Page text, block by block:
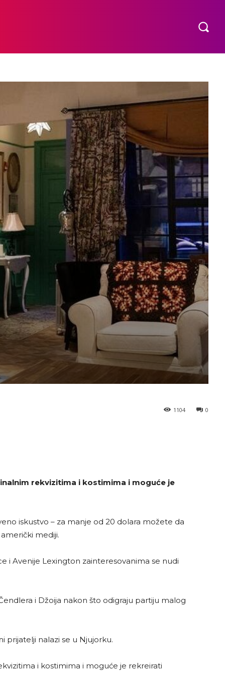
0
1104
rekvizitima i kostimima i moguće je
iskustvo – za manje od 20 dolara možete da
mediji.
i Avenije Lexington zainteresovanima se nudi
i Džoija nakon što odigraju partiju malog
prijatelji nalazi se u Njujorku.
i kostimima i moguće je rekreirati